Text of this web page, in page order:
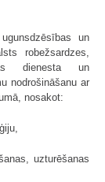
un
robežsardzes,
dienesta un
nodrošināšanu ar
nosakot:
uzturēšanas